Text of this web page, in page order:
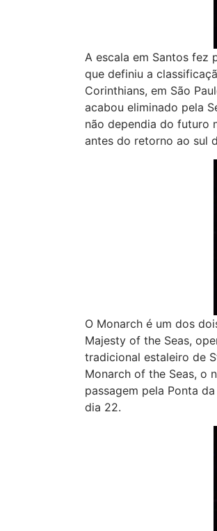
A escala em Santos fez
que definiu a
Corinthians, em São
acabou eliminado pela
não dependia do futuro
antes do retorno ao sul
O Monarch é um dos
Majesty of the Seas,
tradicional estaleiro de
Monarch of the Seas, o
passagem pela Ponta
dia 22.